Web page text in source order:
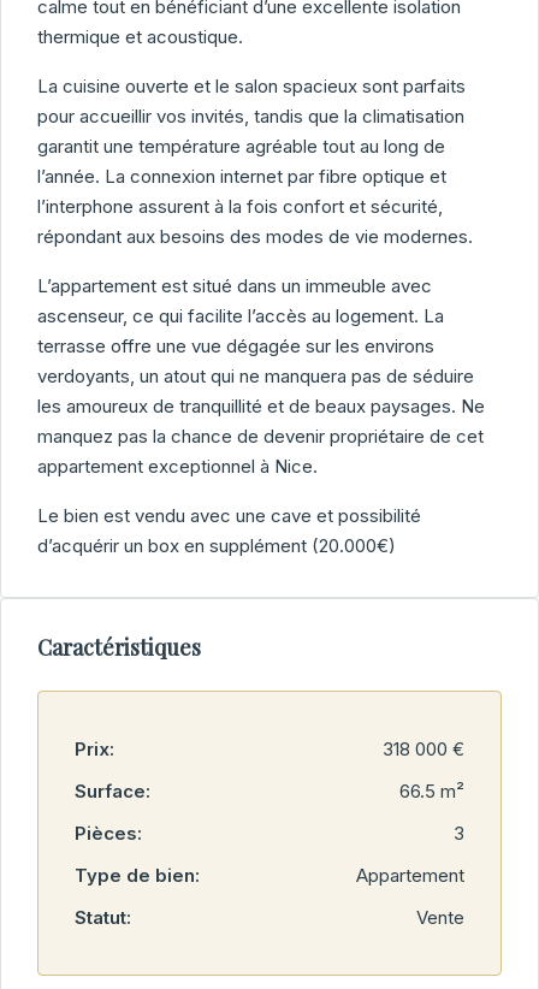
calme tout en bénéficiant d’une excellente isolation
thermique et acoustique.
La cuisine ouverte et le salon spacieux sont parfaits
pour accueillir vos invités, tandis que la climatisation
garantit une température agréable tout au long de
l’année. La connexion internet par fibre optique et
l’interphone assurent à la fois confort et sécurité,
répondant aux besoins des modes de vie modernes.
L’appartement est situé dans un immeuble avec
ascenseur, ce qui facilite l’accès au logement. La
terrasse offre une vue dégagée sur les environs
verdoyants, un atout qui ne manquera pas de séduire
les amoureux de tranquillité et de beaux paysages. Ne
manquez pas la chance de devenir propriétaire de cet
appartement exceptionnel à Nice.
Le bien est vendu avec une cave et possibilité
d’acquérir un box en supplément (20.000€)
Caractéristiques
Prix:
318 000 €
Surface:
66.5 m²
Pièces:
3
Type de bien:
Appartement
Statut:
Vente